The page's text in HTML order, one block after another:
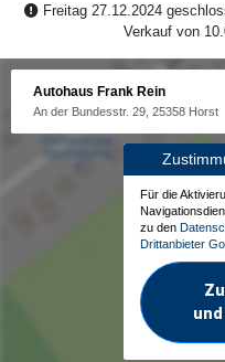
Freitag 27.12.2024
Verkauf von
Autohaus Frank Rein
An der Bundesstr. 29, 25358 Horst
Für die
zu den
Drittanbieter